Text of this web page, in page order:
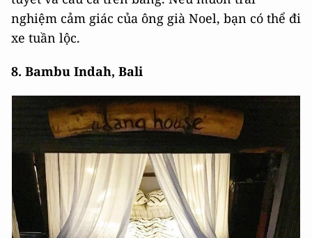
nghiệm cảm giác của ông già Noel, bạn có thể đi
xe tuần lộc.
8. Bambu Indah, Bali